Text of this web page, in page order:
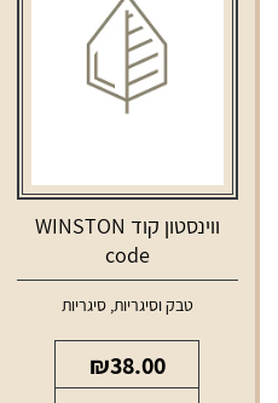
compact
berry
ווינסטון קוד WINSTON
code
טבק וסיגריות,סיגריות
₪38.00